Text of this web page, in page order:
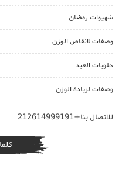
شهيوات رمضان
وصفات لانقاص الوزن
حلويات العيد
وصفات لزيادة الوزن
للاتصال بنا+212614999191